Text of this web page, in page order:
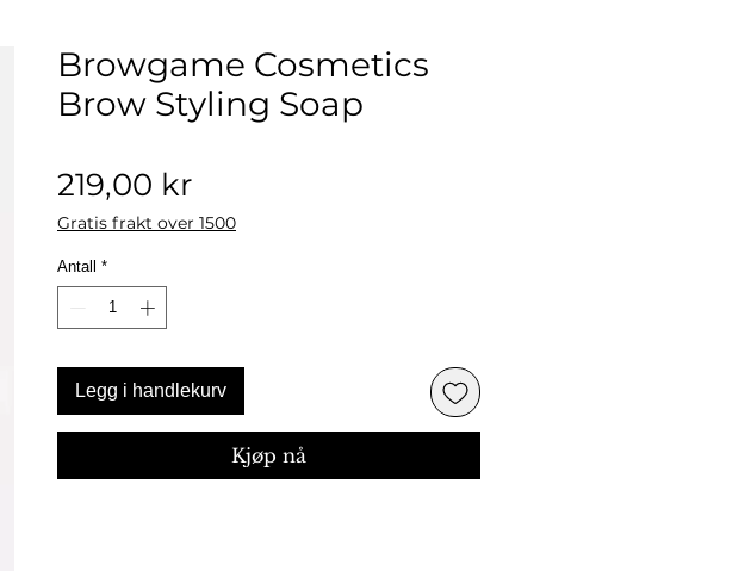
Browgame Cosmetics
Brow Styling Soap
219,00 krPris
Gratis frakt over 1500
Antall *
Legg i handlekurv
Kjøp nå